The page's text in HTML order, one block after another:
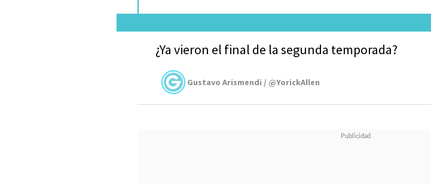
¿Ya vieron el final de la segunda temporada?
Gustavo Arismendi / @YorickAllen